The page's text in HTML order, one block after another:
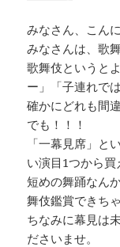
みなさん、こん
みなさんは、歌
歌舞伎というと
ー」「子連れで
確かにどれも間
でも！！！
「一幕見席」と
い演目1つから買
短めの舞踊なん
舞伎鑑賞できち
ちなみに幕見は
ださいませ。